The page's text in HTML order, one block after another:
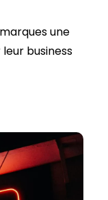
une
business
très
simple :
d’un
Ainsi de la